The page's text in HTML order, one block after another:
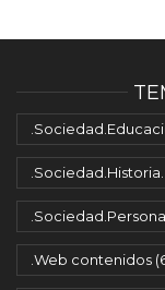
.Web contenidos